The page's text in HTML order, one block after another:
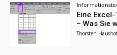
Eine
– Was Sie
Thorsten